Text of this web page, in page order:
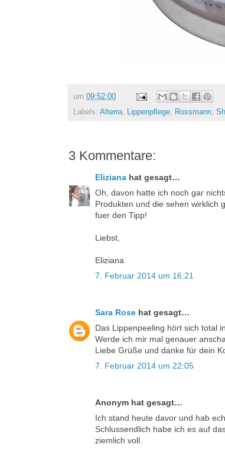
um 09:52:00
Labels: Alterra, Lippenpflege, Rossmann,
3 Kommentare:
Eliziana hat gesagt…
Oh, davon hatte ich noch gar
Produkten und die sehen wirklich
fuer den Tipp!
Liebst,
Eliziana
7. Februar 2014 um 16:21
Sara Rose hat gesagt…
Das Lippenpeeling hört sich total
Werde ich mir mal genauer
Liebe Grüße und danke für dein
7. Februar 2014 um 22:05
Anonym hat gesagt…
Ich stand heute davor und hab
Schlussendlich habe ich es auf
ziemlich voll.